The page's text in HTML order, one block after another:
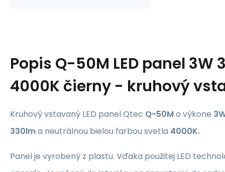
Popis Q-50M LED panel 3W
4000K čierny - kruhový
Kruhový vstavaný LED panel Qtec Q-50Mo výkone
330lma neutrálnou bielou farbou svetla 4000K.
Panel je vyrobený z plastu. Vďaka použitej LED